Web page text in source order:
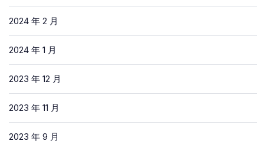
2024 年 2 月
2024 年 1 月
2023 年 12 月
2023 年 11 月
2023 年 9 月